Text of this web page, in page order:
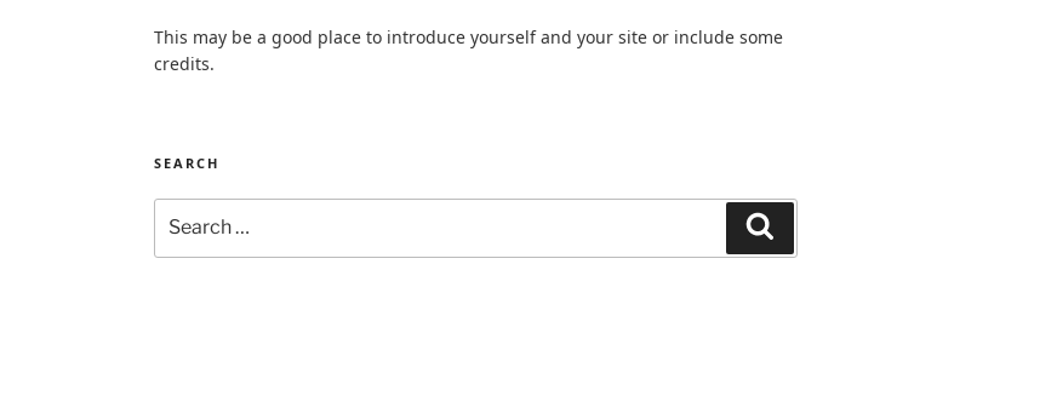
This may be a good place to introduce yourself and your site or include some
credits.
SEARCH
for: